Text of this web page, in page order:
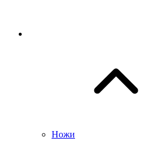
Ножи